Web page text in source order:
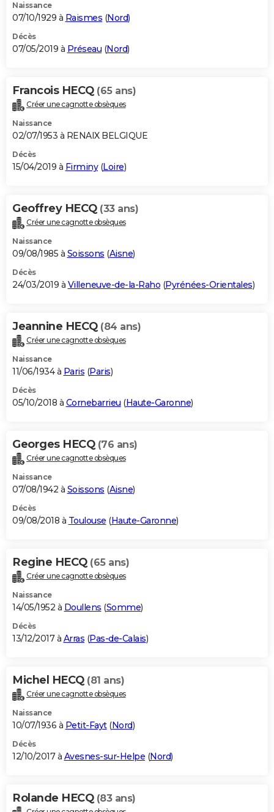
Naissance
07/10/1929 à Raismes (Nord)
Décès
07/05/2019 à Préseau (Nord)
Francois HECQ (65 ans)
Créer une cagnotte obsèques
Naissance
02/07/1953 à RENAIX BELGIQUE
Décès
15/04/2019 à Firminy(Loire)
Geoffrey HECQ (33 ans)
Créer une cagnotte obsèques
Naissance
09/08/1985 à Soissons (Aisne)
Décès
24/03/2019 à Villeneuve-de-la-Raho (Pyrénées-Orientales)
Jeannine HECQ (84 ans)
Créer une cagnotte obsèques
Naissance
11/06/1934 à Paris (Paris)
Décès
05/10/2018 à Cornebarrieu (Haute-Garonne)
Georges HECQ (76 ans)
Créer une cagnotte obsèques
Naissance
07/08/1942 à Soissons (Aisne)
Décès
09/08/2018 à Toulouse (Haute-Garonne)
Regine HECQ (65 ans)
Créer une cagnotte obsèques
Naissance
14/05/1952 à Doullens (Somme)
Décès
13/12/2017 à Arras (Pas-de-Calais)
Michel HECQ (81 ans)
Créer une cagnotte obsèques
Naissance
10/07/1936 à Petit-Fayt(Nord)
Décès
12/10/2017 à Avesnes-sur-Helpe (Nord)
Rolande HECQ (83 ans)